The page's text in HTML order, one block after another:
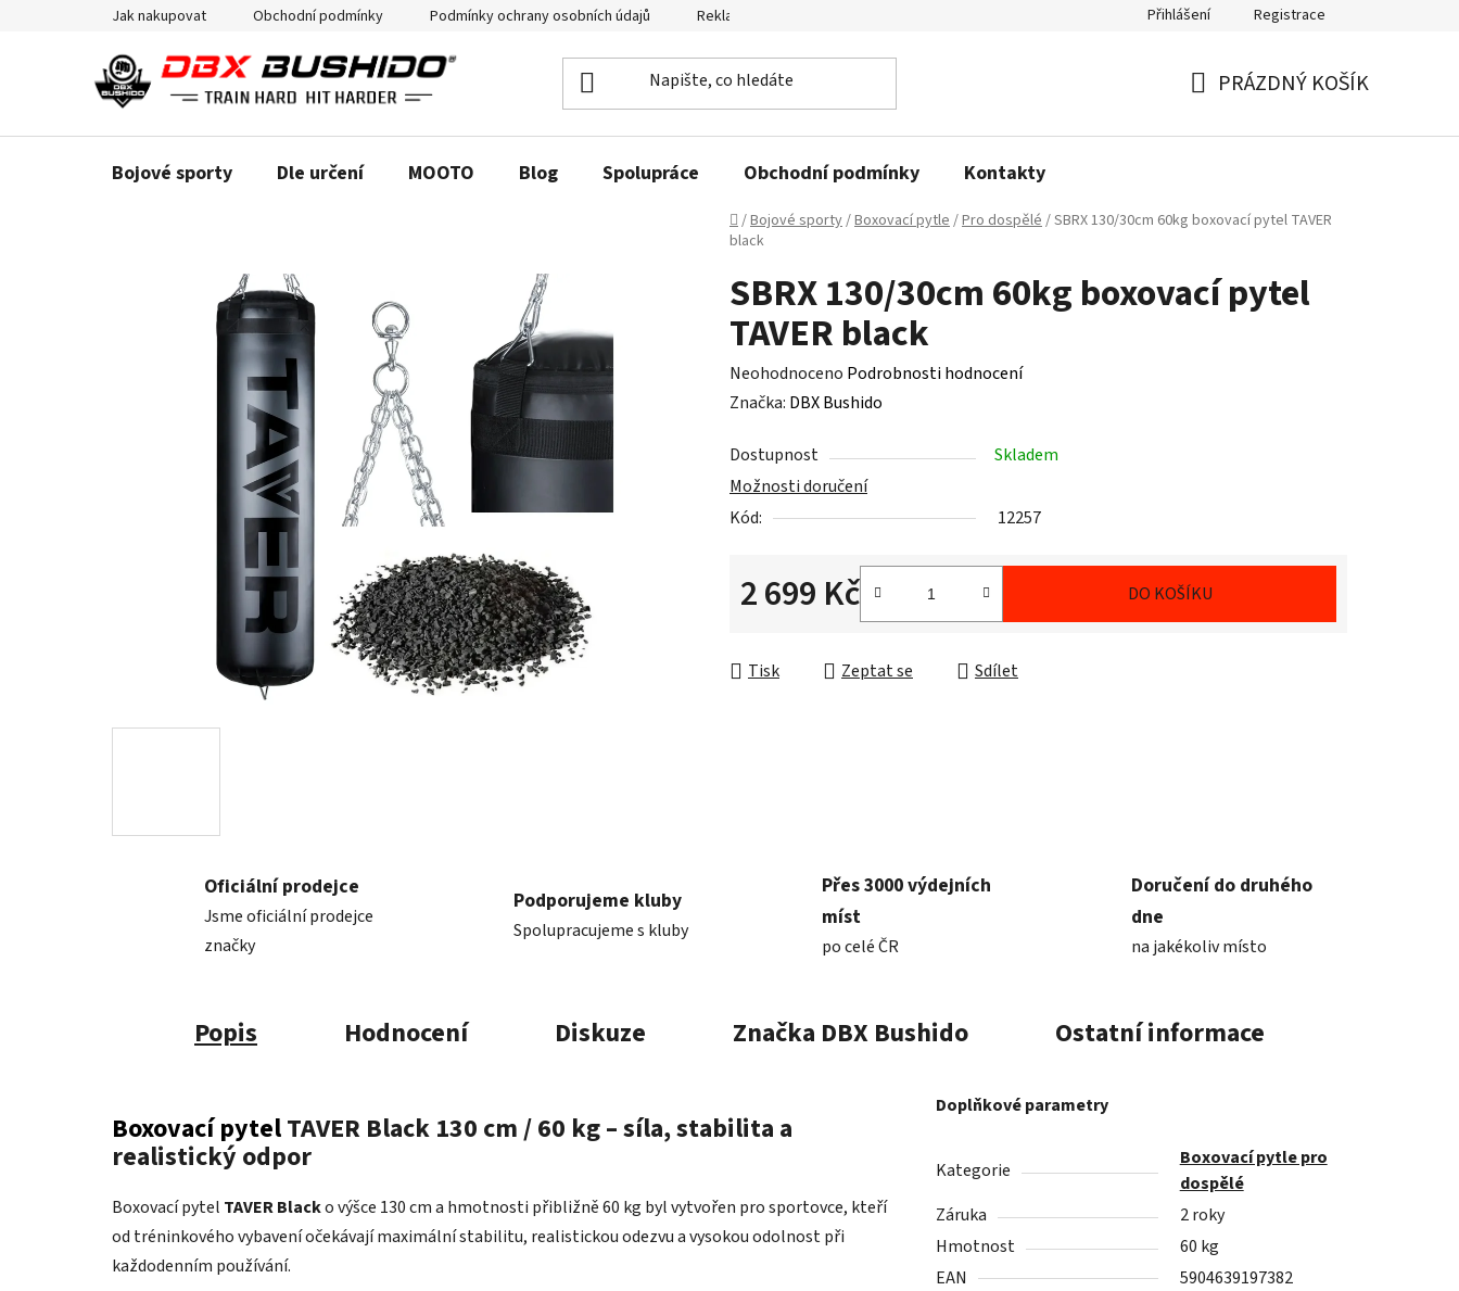
Jak nakupovat Obchodní podmínky Podmínky ochrany osobních údajů Reklamační řád a odstoupení od smlouvy Politika používání cookiesPřihlášení Registrace
PRÁZDNÝ KOŠÍK
Bojové sporty Dle určení MOOTO Blog Spolupráce Obchodní podmínky Kontakty
Domů
/Bojové sporty/Boxovací pytle/Pro dospělé/SBRX 130/30cm 60kg boxovací pytel TAVER
black
SBRX 130/30cm 60kg boxovací pytel
TAVER black
Průměrné
hodnocení
je
0,0
z
hvězdiček.
Neohodnoceno Podrobnosti hodnocení
Značka: DBX Bushido
Dostupnost
Skladem
Možnosti doručení
Kód:
12257
2 699 Kč DO KOŠÍKU
Tisk Zeptat se Sdílet
Oficiální prodejce
Jsme oficiální prodejce
značky
Podporujeme kluby
Spolupracujeme s kluby
Přes 3000 výdejních
míst
po celé ČR
Doručení do druhého
dne
na jakékoliv místo
Popis Hodnocení Diskuze Značka DBX Bushido Ostatní informace
Boxovací pytelTAVER Black 130 cm / 60 kg – síla, stabilita a
realistický odpor
Boxovací pytel TAVER Blacko výšce 130 cm a hmotnosti přibližně 60 kg byl vytvořen pro sportovce, kteří
od tréninkového vybavení očekávají maximální stabilitu, realistickou odezvu a vysokou odolnost při
každodenním používání.
Doplňkové parametry
Kategorie
Boxovací pytle pro
dospělé
Záruka
2 roky
Hmotnost
60 kg
EAN
5904639197382